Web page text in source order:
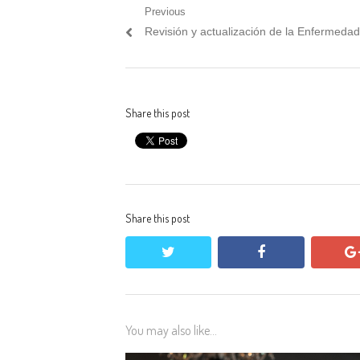
Post
navigation
Previous
Previous
Revisión y actualización de la
Share this post
Share this post
twitter facebook
You may also like...